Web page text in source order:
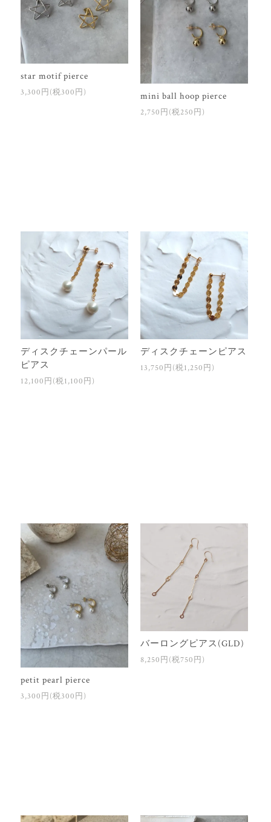
star motif pierce
3,300円(税300円) mini ball hoop pierce
2,750円(税250円)
ディスクチェーンパール
ピアス
12,100円(税1,100円)
ディスクチェーンピアス
13,750円(税1,250円)
petit pearl pierce
3,300円(税300円)
バーロングピアス(GLD)
8,250円(税750円)